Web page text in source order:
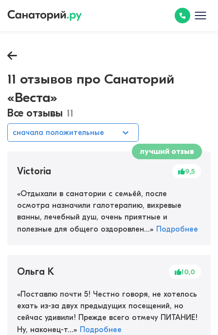
11 отзывов про Санаторий
«Веста»
Все отзывы 11
сначала положительные
лучший отзыв
Victoria 9,5
«Отдыхали в санатории с семьёй, после
осмотра назначили галотерапию, вихревые
ванны, лечебный душ, очень приятные и
полезные для общего оздоровлен...» Подробнее
Ольга К 10,0
«Поставлю почти 5! Честно говоря, не хотелось
ехать из-за двух предыдущих посещений, но
сейчас удивили! Прежде всего отмечу ПИТАНИЕ!
Ну, наконец-т...» Подробнее